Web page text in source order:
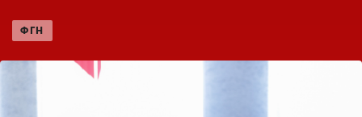
образовательной
ФГН